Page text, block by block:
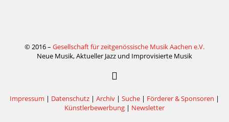
© 2016 – Gesellschaft für zeitgenössische Musik Aachen e.V.
Neue Musik, Aktueller Jazz und Improvisierte Musik
Impressum | Datenschutz | Archiv | Suche | Förderer & Sponsoren |
Künstlerbewerbung | Newsletter